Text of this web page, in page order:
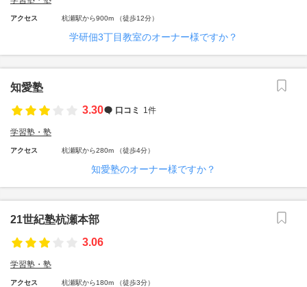
アクセス 杭瀬駅から900m （徒歩12分）
学研佃3丁目教室のオーナー様ですか？
知愛塾
3.30
口コミ 1件
学習塾・塾
アクセス 杭瀬駅から280m （徒歩4分）
知愛塾のオーナー様ですか？
21世紀塾杭瀬本部
3.06
学習塾・塾
アクセス 杭瀬駅から180m （徒歩3分）